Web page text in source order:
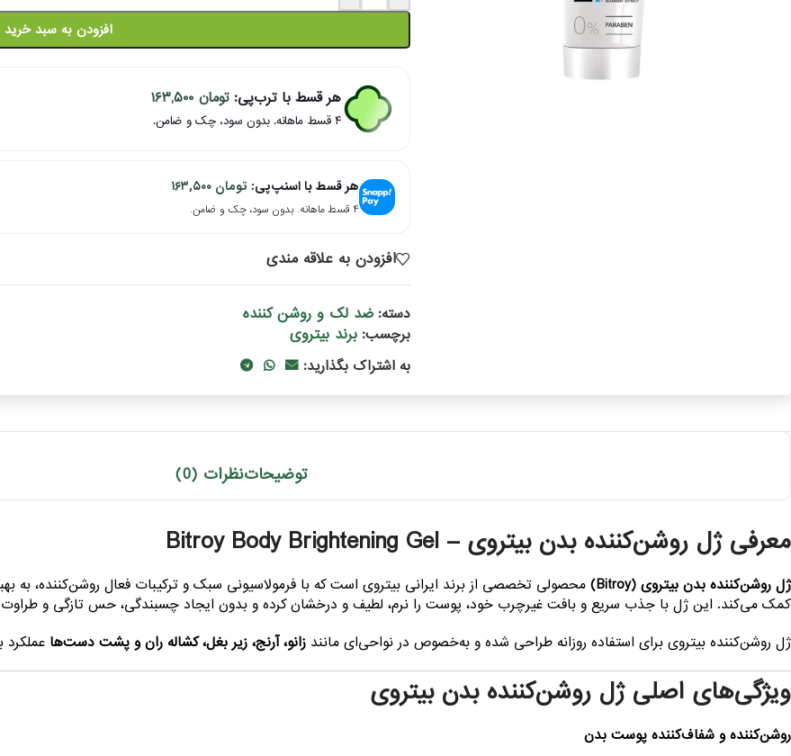
افزودن به سبد خرید
هر قسط با ترب‌پی:تومان ۱۶۳,۵۰۰
۴ قسط ماهانه. بدون سود، چک و ضامن.
هر قسط با اسنپ‌پی: تومان ۱۶۳,۵۰۰
۴ قسط ماهانه. بدون سود، چک و ضامن.
افزودن به علاقه مندی
دسته: ضد لک و روشن کننده
برچسب: برند بیتروی
به اشتراک بگذارید:
توضیحاتنظرات (0)
معرفی ژل روشن‌کننده بدن بیتروی – Bitroy Body Brightening Gel
ژل روشن‌کننده بدن بیتروی (Bitroy)
محصولی تخصصی از برند ایرانی بیتروی است که با فرمولاسیونی سبک و ترکیبات فعال روشن‌کننده،
کمک می‌کند. این ژل با جذب سریع و بافت غیرچرب خود، پوست را نرم، لطیف و درخشان کرده و بدون ایجاد چسبندگی، حس تازگی و
ژل روشن‌کننده بیتروی برای استفاده روزانه طراحی شده و به‌خصوص در نواحی‌ای مانند زانو، آرنج، زیر بغل، کشاله ران و پشت دست‌ها عملکرد
ویژگی‌های اصلی ژل روشن‌کننده بدن بیتروی
روشن‌کننده و شفاف‌کننده پوست بدن